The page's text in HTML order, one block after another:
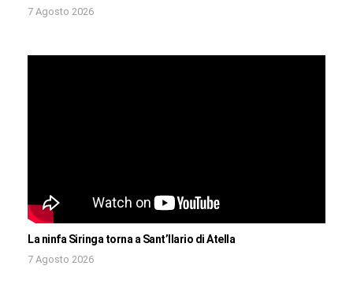
7 Agosto 2026
La ninfa Siringa torna a Sant’Ilario di Atella
7 Agosto 2026